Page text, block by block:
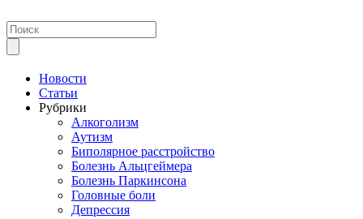
Новости
Статьи
Рубрики
Алкоголизм
Аутизм
Биполярное расстройство
Болезнь Альцгеймера
Болезнь Паркинсона
Головные боли
Депрессия